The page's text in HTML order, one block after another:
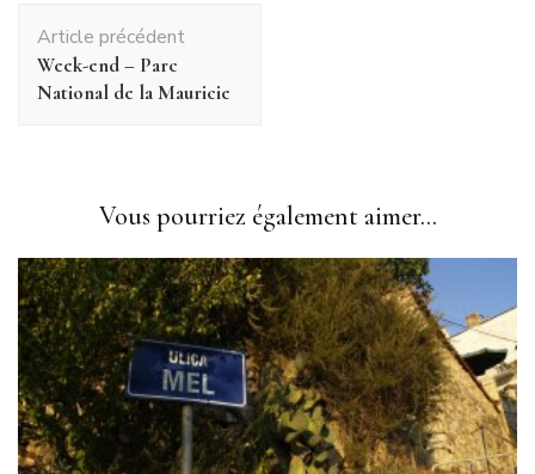
d'article
Article précédent
Week-end – Parc
National de la Mauricie
Vous pourriez également aimer...